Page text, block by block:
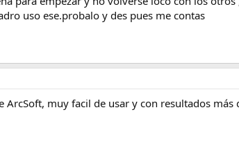
uso ese.probalo y des pues me contas
muy facil de usar y con resultados más